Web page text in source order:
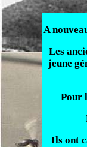
A
Les
jeune
Pour
Ils ont